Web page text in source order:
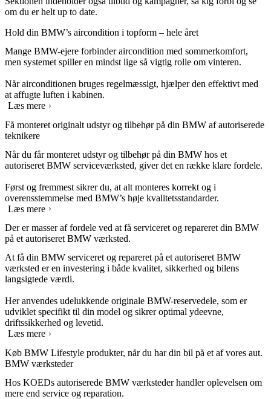
om du er helt up to date.
Hold din BMW’s aircondition i topform – hele året
Mange BMW-ejere forbinder aircondition med sommerkomfort,
men systemet spiller en mindst lige så vigtig rolle om vinteren.
Når airconditionen bruges regelmæssigt, hjælper den effektivt med
at affugte luften i kabinen.
Læs mere
Få monteret originalt udstyr og tilbehør på din BMW af autoriserede
teknikere
Når du får monteret udstyr og tilbehør på din BMW hos et
autoriseret BMW serviceværksted, giver det en række klare fordele.
Først og fremmest sikrer du, at alt monteres korrekt og i
overensstemmelse med BMW’s høje kvalitetsstandarder.
Læs mere
Der er masser af fordele ved at få serviceret og repareret din BMW
på et autoriseret BMW værksted.
At få din BMW serviceret og repareret på et autoriseret BMW
værksted er en investering i både kvalitet, sikkerhed og bilens
langsigtede værdi.
Her anvendes udelukkende originale BMW-reservedele, som er
udviklet specifikt til din model og sikrer optimal ydeevne,
driftssikkerhed og levetid.
Læs mere
Køb BMW Lifestyle produkter, når du har din bil på et af vores aut.
BMW værksteder
Hos KOEDs autoriserede BMW værksteder handler oplevelsen om
mere end service og reparation.